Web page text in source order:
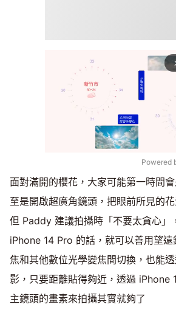
Powered
面對滿開的櫻花，大家可能第一時間
至是開啟超廣角鏡頭，把眼前所見的
但 Paddy 建議拍攝時「不要太貪心」
iPhone 14 Pro 的話，就可以善用望
焦和其他數位光學變焦間切換，也能
影，只要距離貼得夠近，透過
主鏡頭的畫素來拍攝其實就夠了